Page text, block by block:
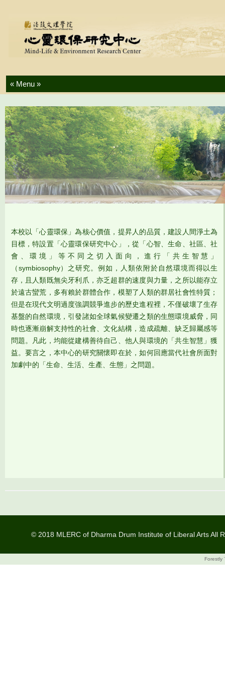
Skip to content
本校以「心靈環保」為核心價值，提昇人的品質，建設人間淨土為
目標，特設置「心靈環保研究中心」，從「心智、生命、社區、社
會、環境」等不同之切入面向，進行「共生智慧」
（symbiosophy）之研究。例如，人類依附於自然環境而得以生
存，且人類既無尖牙利爪，亦乏超群的速度與力量，之所以能存立
於遠古蠻荒，多有賴於群體合作，模塑了人類的群居社會性特質；
但是在現代文明過度強調競爭進步的歷史進程裡，不僅破壞了生存
基盤的自然環境，引發諸如全球氣候變遷之類的生態環境威脅，同
時也逐漸崩解支持性的社會、文化結構，造成疏離、缺乏歸屬感等
問題。凡此，均能從建構善待自己、他人與環境的「共生智慧」獲
益。要言之，本中心的研究關懷即在於，如何回應當代社會所面對
加劇中的「生命、生活、生產、生態」之問題。​
© 2018 MLERC of Dharma Drum Institute of Liberal Arts All
Forestly